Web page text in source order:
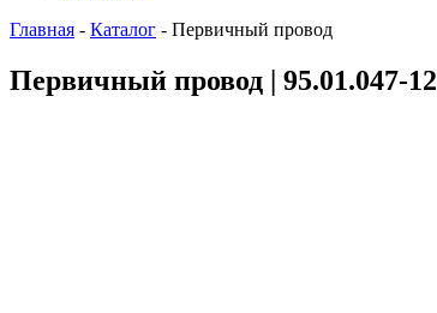
Главная - Каталог - Первичный провод
Первичный провод | 95.01.047-12